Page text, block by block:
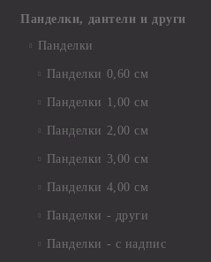
Панделки, дантели и други
Панделки
Панделки 0,60 см
Панделки 1,00 см
Панделки 2,00 см
Панделки 3,00 см
Панделки 4,00 см
Панделки - други
Панделки - с надпис